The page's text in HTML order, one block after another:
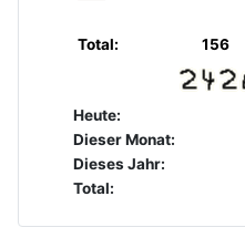
Total: 156
Heute:
Dieser Monat:
Dieses Jahr:
Total: